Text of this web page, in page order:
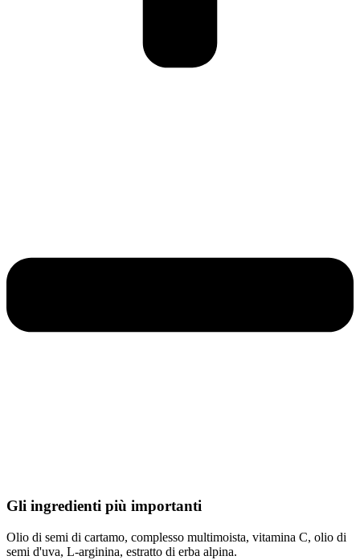
Gli ingredienti più importanti
Olio di semi di cartamo, complesso multimoista, vitamina C, olio di
semi d'uva, L-arginina, estratto di erba alpina.